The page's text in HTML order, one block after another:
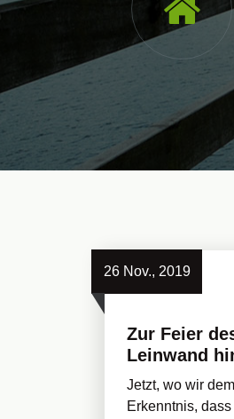
26 Nov., 2019
Zur Feier
Leinwand
Jetzt, wo wir
Erkenntnis,